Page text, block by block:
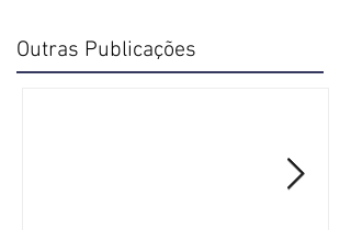
Outras Publicações